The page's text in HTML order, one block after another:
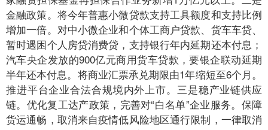
金融政策。将今年普惠小微贷款支持工具额度和支持比例
增加一倍。对中小微企业和个体工商户贷款、货车车贷、
暂时遇困个人房贷消费贷，支持银行年内延期还本付息；
汽车央企发放的900亿元商用货车贷款，要银企联动延期
半年还本付息。将商业汇票承兑期限由1年缩短至6个月。
推进平台企业合法合规境内外上市。三是稳产业链供应
链。优化复工达产政策，完善对“白名单”企业服务。保障
货运通畅，取消来自疫情低风险地区通行限制，一律取消